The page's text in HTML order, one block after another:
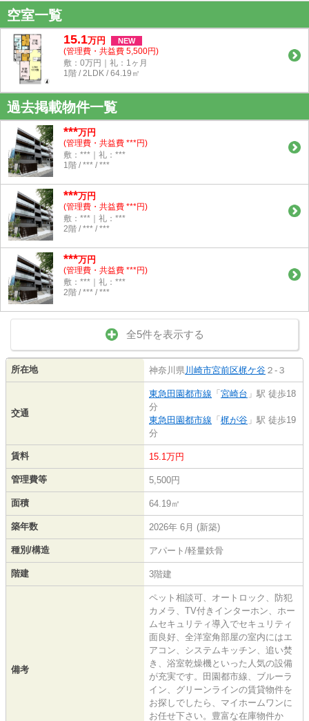
空室一覧
15.1万円 NEW
(管理費・共益費 5,500円)
敷：0万円｜礼：1ヶ月
1階 / 2LDK / 64.19㎡
過去掲載物件一覧
***万円
(管理費・共益費 ***円)
敷：***｜礼：***
1階 / *** / ***
***万円
(管理費・共益費 ***円)
敷：***｜礼：***
2階 / *** / ***
***万円
(管理費・共益費 ***円)
敷：***｜礼：***
2階 / *** / ***
全5件を表示する
所在地 神奈川県川崎市宮前区梶ケ谷 ２-３
交通
東急田園都市線 「 宮崎台 」駅 徒歩18
分
東急田園都市線 「 梶が谷 」駅 徒歩19
分
賃料 15.1万円
管理費等 5,500円
面積 64.19㎡
築年数 2026年 6月 (新築)
種別/構造 アパート/軽量鉄骨
階建 3階建
備考
ペット相談可、オートロック、防犯
カメラ、TV付きインターホン、ホー
ムセキュリティ導入でセキュリティ
面良好、全洋室角部屋の室内にはエ
アコン、システムキッチン、追い焚
き、浴室乾燥機といった人気の設備
が充実です。田園都市線、ブルーラ
イン、グリーンラインの賃貸物件を
お探しでしたら、マイホームワンに
お任せ下さい。豊富な在庫物件か